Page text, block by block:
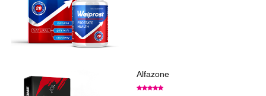
Alfazone